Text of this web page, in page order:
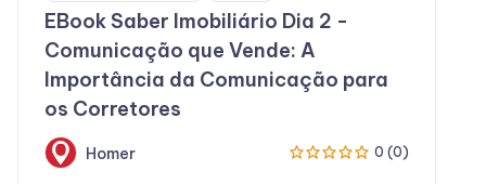
EBook Saber Imobiliário Dia 2 -
Comunicação que Vende: A
Importância da Comunicação para
os Corretores
Homer 0 (0)